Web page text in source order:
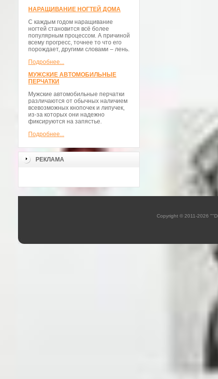
НАРАЩИВАНИЕ НОГТЕЙ ДОМА
С каждым годом наращивание
ногтей становится всё более
популярным процессом. А причиной
всему прогресс, точнее то что его
порождает, другими словами – лень.
Подробнее...
МУЖСКИЕ АВТОМОБИЛЬНЫЕ
ПЕРЧАТКИ
Мужские автомобильные перчатки
различаются от обычных наличием
всевозможных кнопочек и липучек,
из-за которых они надежно
фиксируются на запястье.
Подробнее...
РЕКЛАМА
Copyright © 2011-2026